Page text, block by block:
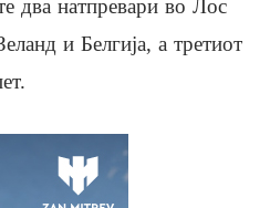
два натпревари во Лос
и Белгија, а третиот